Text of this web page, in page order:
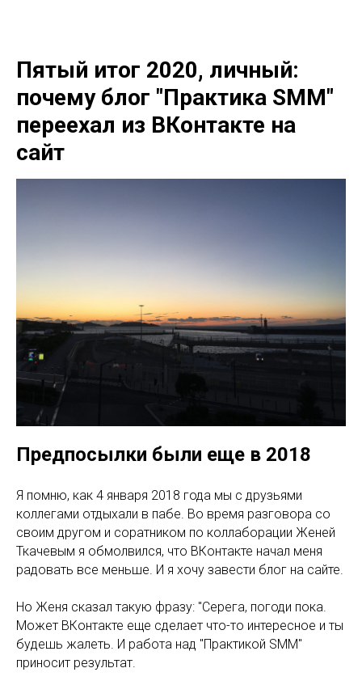
Пятый итог 2020, личный:
почему блог "Практика SMM"
переехал из ВКонтакте на
сайт
Предпосылки были еще в 2018
Я помню, как 4 января 2018 года мы с друзьями
коллегами отдыхали в пабе. Во время разговора со
своим другом и соратником по коллаборации Женей
Ткачевым я обмолвился, что ВКонтакте начал меня
радовать все меньше. И я хочу завести блог на сайте.
Но Женя сказал такую фразу: "Серега, погоди пока.
Может ВКонтакте еще сделает что-то интересное и ты
будешь жалеть. И работа над "Практикой SMM"
приносит результат.